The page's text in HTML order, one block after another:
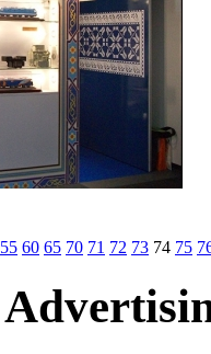
55 60 65 70 71 72 73 74 75